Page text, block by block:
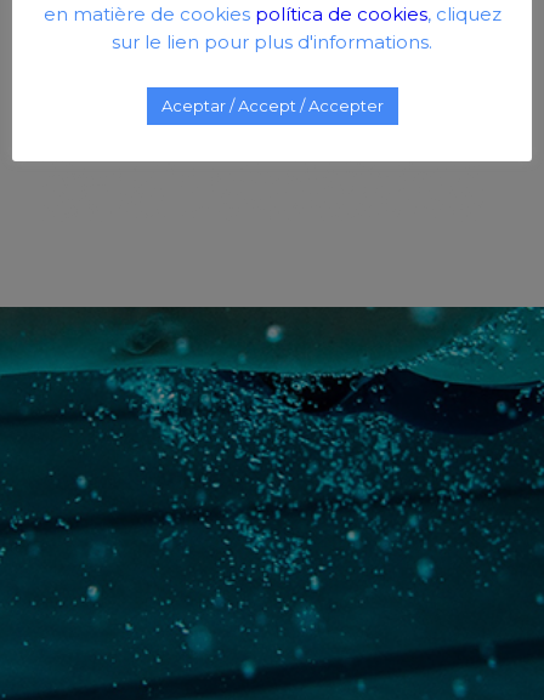
en matière de cookies política de cookies, cliquez
sur le lien pour plus d'informations.
Aceptar / Accept / Accepter